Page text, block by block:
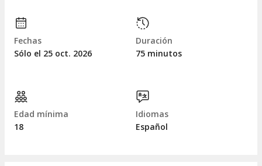
Fechas
Sólo el 25 oct. 2026
Duración
75 minutos
Edad mínima
18
Idiomas
Español